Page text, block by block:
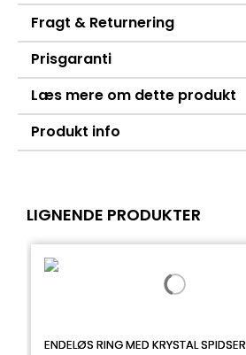
Fragt & Returnering
Prisgaranti
Læs mere om dette produkt
Produkt info
LIGNENDE PRODUKTER
ENDELØS RING MED KRYSTAL SPIDSER